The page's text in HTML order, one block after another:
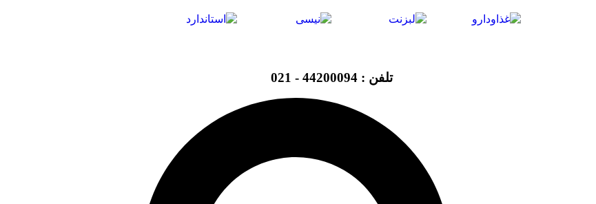
تلفن : 44200094 - 021